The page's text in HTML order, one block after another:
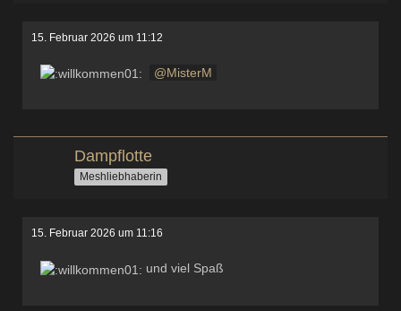
15. Februar 2026 um 11:12
MisterM
Dampflotte
Meshliebhaberin
15. Februar 2026 um 11:16
und viel Spaß